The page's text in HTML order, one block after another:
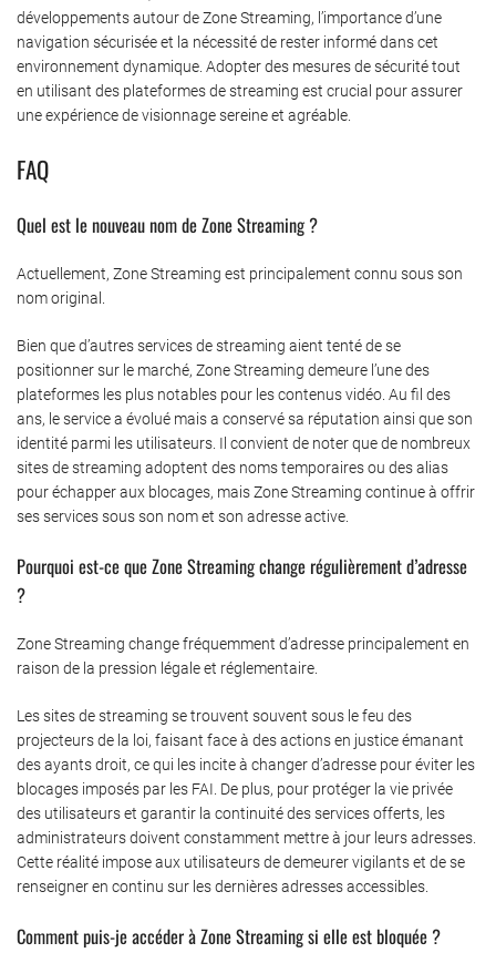
développements autour de Zone Streaming, l’importance d’une
navigation sécurisée et la nécessité de rester informé dans cet
environnement dynamique. Adopter des mesures de sécurité tout
en utilisant des plateformes de streaming est crucial pour assurer
une expérience de visionnage sereine et agréable.
FAQ
Quel est le nouveau nom de Zone Streaming ?
Actuellement, Zone Streaming est principalement connu sous son
nom original.
Bien que d’autres services de streaming aient tenté de se
positionner sur le marché, Zone Streaming demeure l’une des
plateformes les plus notables pour les contenus vidéo. Au fil des
ans, le service a évolué mais a conservé sa réputation ainsi que son
identité parmi les utilisateurs. Il convient de noter que de nombreux
sites de streaming adoptent des noms temporaires ou des alias
pour échapper aux blocages, mais Zone Streaming continue à offrir
ses services sous son nom et son adresse active.
Pourquoi est-ce que Zone Streaming change régulièrement d’adresse
?
Zone Streaming change fréquemment d’adresse principalement en
raison de la pression légale et réglementaire.
Les sites de streaming se trouvent souvent sous le feu des
projecteurs de la loi, faisant face à des actions en justice émanant
des ayants droit, ce qui les incite à changer d’adresse pour éviter les
blocages imposés par les FAI. De plus, pour protéger la vie privée
des utilisateurs et garantir la continuité des services offerts, les
administrateurs doivent constamment mettre à jour leurs adresses.
Cette réalité impose aux utilisateurs de demeurer vigilants et de se
renseigner en continu sur les dernières adresses accessibles.
Comment puis-je accéder à Zone Streaming si elle est bloquée ?